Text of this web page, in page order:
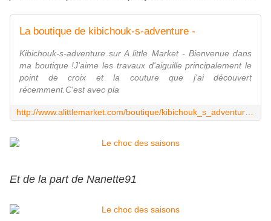
La boutique de kibichouk-s-adventure -
Kibichouk-s-adventure sur A little Market - Bienvenue dans
ma boutique !J'aime les travaux d'aiguille principalement le
point de croix et la couture que j'ai découvert
récemment.C'est avec pla
Et de la part de Nanette91